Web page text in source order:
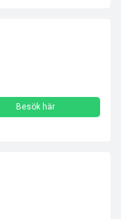
Besök här